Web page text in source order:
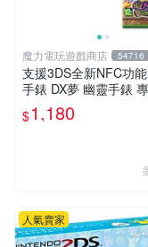
魔力電玩遊戲商店 54716
支援3DS全新NFC功能 妖怪
手錶 DX夢 幽靈手錶
章 夢04 妖氣解放 魔法
放 整盒20包【板橋魔力
$1,180
人氣賣家